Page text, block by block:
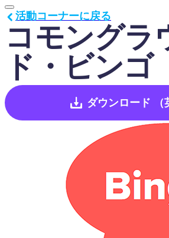
コモングラ
ド・ビンゴ
活動コーナーに戻る
ダウンロード